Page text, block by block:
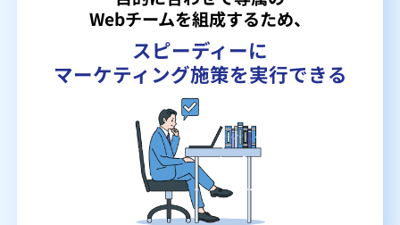
Webチームを組成するため、
スピーディーに
マーケティング施策を実行できる